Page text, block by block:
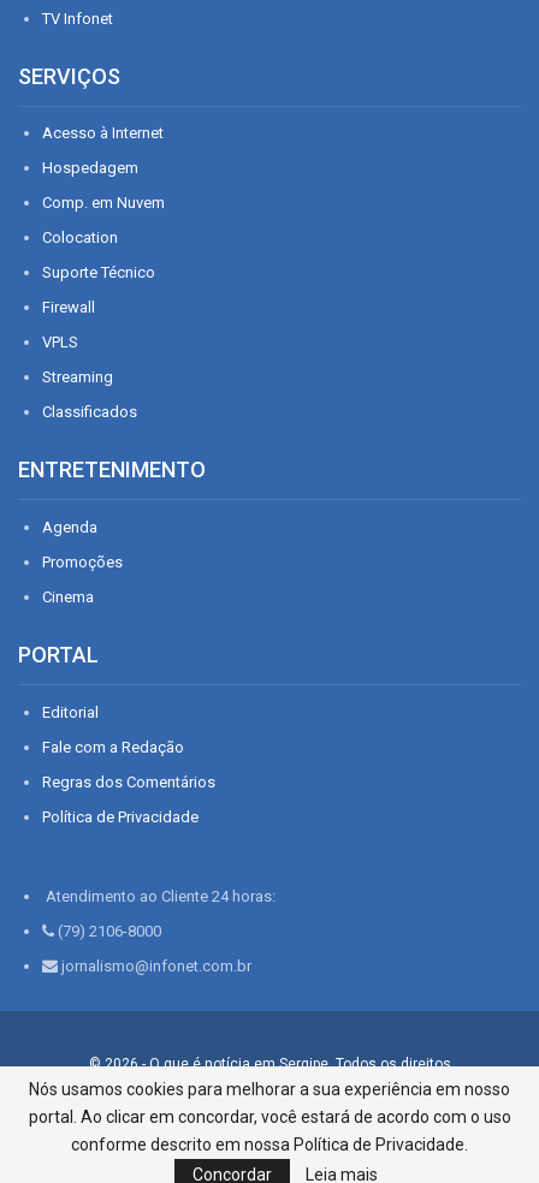
TV Infonet
SERVIÇOS
Acesso à Internet
Hospedagem
Comp. em Nuvem
Colocation
Suporte Técnico
Firewall
VPLS
Streaming
Classificados
ENTRETENIMENTO
Agenda
Promoções
Cinema
PORTAL
Editorial
Fale com a Redação
Regras dos Comentários
Política de Privacidade
Atendimento ao Cliente 24 horas:
(79) 2106-8000
jornalismo@infonet.com.br
© 2026 - O que é notícia em Sergipe. Todos os direitos
reservados.
Infonet - Rua Monsenhor Silveira 276, Bairro São José |
Aracaju-SE, CEP 49015-030, Fone: 79.2106.8000 - CI Centro de
Informações LTDA
Nós usamos cookies para melhorar a sua experiência em nosso
portal. Ao clicar em concordar, você estará de acordo com o uso
conforme descrito em nossa Política de Privacidade.
Concordar
Leia mais